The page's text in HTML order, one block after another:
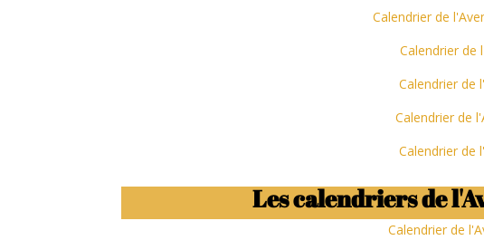
Calendrier de
Calendrier de
Calendrier de
Calendrier de
Calendrier de
Les calendriers de
Calendrier de